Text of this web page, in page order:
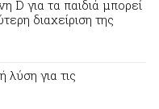
D για τα παιδιά μπορεί
διαχείριση της
για τις